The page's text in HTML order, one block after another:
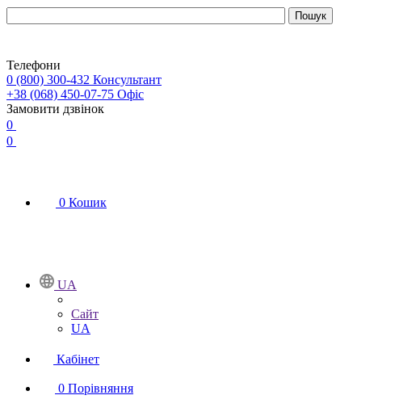
Телефони
0 (800) 300-432 Консультант
+38 (068) 450-07-75 Офіс
Замовити дзвінок
0
0
0 Кошик
UA
Сайт
UA
Кабінет
0 Порівняння